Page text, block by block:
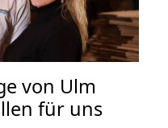
von Ulm
für uns